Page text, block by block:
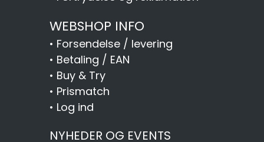
WEBSHOP INFO
• Forsendelse / levering
• Betaling / EAN
• Buy & Try
• Prismatch
• Log ind
NYHEDER OG EVENTS